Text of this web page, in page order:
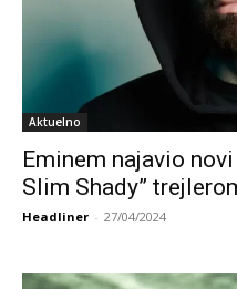
Aktuelno
Eminem najavio
Slim Shady”
Headliner - 27/04/2024